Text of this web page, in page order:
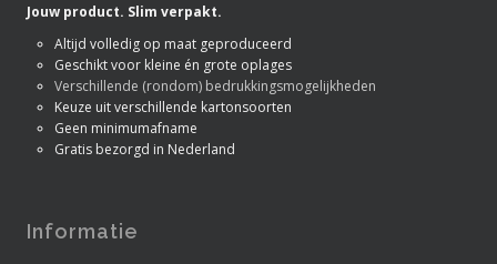
Jouw product. Slim verpakt.
Altijd volledig op maat geproduceerd
Geschikt voor kleine én grote oplages
Verschillende (rondom) bedrukkingsmogelijkheden
Keuze uit verschillende kartonsoorten
Geen minimumafname
Gratis bezorgd in Nederland
Informatie